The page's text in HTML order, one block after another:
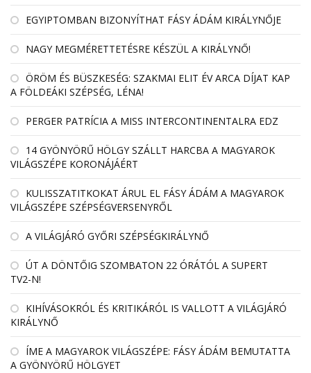
EGYIPTOMBAN BIZONYÍTHAT FÁSY ÁDÁM KIRÁLYNŐJE
NAGY MEGMÉRETTETÉSRE KÉSZÜL A KIRÁLYNŐ!
ÖRÖM ÉS BÜSZKESÉG: SZAKMAI ELIT ÉV ARCA DÍJAT KAP
A FÖLDEÁKI SZÉPSÉG, LÉNA!
PERGER PATRÍCIA A MISS INTERCONTINENTALRA EDZ
14 GYÖNYÖRŰ HÖLGY SZÁLLT HARCBA A MAGYAROK
VILÁGSZÉPE KORONÁJÁÉRT
KULISSZATITKOKAT ÁRUL EL FÁSY ÁDÁM A MAGYAROK
VILÁGSZÉPE SZÉPSÉGVERSENYRŐL
A VILÁGJÁRÓ GYŐRI SZÉPSÉGKIRÁLYNŐ
ÚT A DÖNTŐIG SZOMBATON 22 ÓRÁTÓL A SUPERT
TV2-N!
KIHÍVÁSOKRÓL ÉS KRITIKÁRÓL IS VALLOTT A VILÁGJÁRÓ
KIRÁLYNŐ
ÍME A MAGYAROK VILÁGSZÉPE: FÁSY ÁDÁM BEMUTATTA
A GYÖNYÖRŰ HÖLGYET